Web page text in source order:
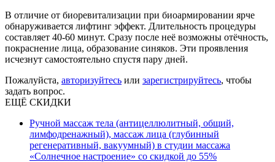
В отличие от биоревитализации при биоармировании ярче
обнаруживается лифтинг эффект. Длительность процедуры
составляет 40-60 минут. Сразу после неё возможны отёчность,
покраснение лица, образование синяков. Эти проявления
исчезнут самостоятельно спустя пару дней.
Пожалуйста, авторизуйтесь или зарегистрируйтесь, чтобы
задать вопрос.
ЕЩЁ СКИДКИ
Ручной массаж тела (антицеллюлитный, общий,
лимфодренажный), массаж лица (глубинный
регенеративный, вакуумный) в студии массажа
«Солнечное настроение» со скидкой до 55%